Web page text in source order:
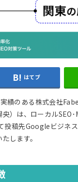
はてブ
績のある株式会社
）は、ローカルSEO
稿先Googleビジネ
します。